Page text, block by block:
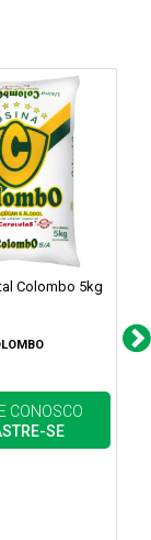
Colombo 5kg
CONOSCO
SE